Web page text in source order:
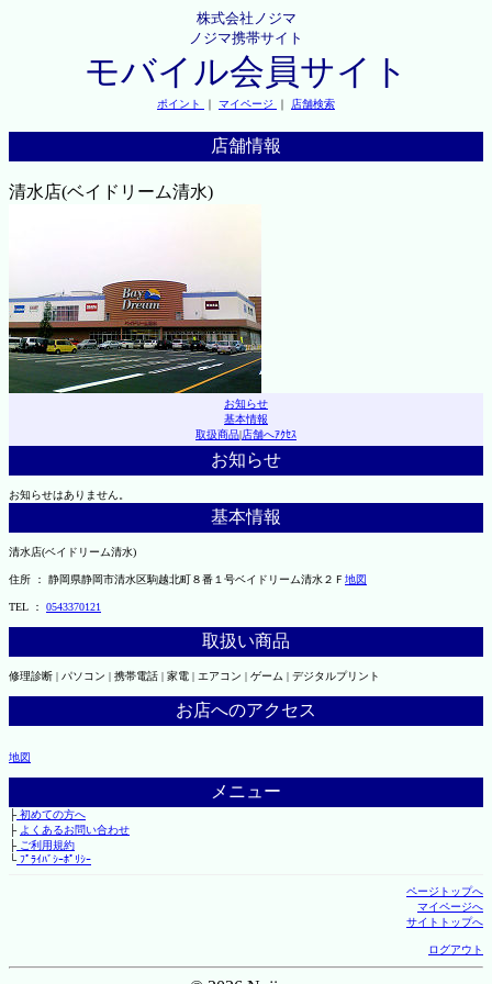
株式会社ノジマ
ノジマ携帯サイト
モバイル会員サイト
ポイント ｜ マイページ ｜ 店舗検索
店舗情報
清水店(ベイドリーム清水)
お知らせ
基本情報
取扱商品|店舗へｱｸｾｽ
お知らせ
お知らせはありません。
基本情報
清水店(ベイドリーム清水)
住所 ： 静岡県静岡市清水区駒越北町８番１号ベイドリーム清水２Ｆ 地図
TEL ： 0543370121
取扱い商品
修理診断 | パソコン | 携帯電話 | 家電 | エアコン | ゲーム | デジタルプリント
お店へのアクセス
地図
メニュー
├初めての方へ
├ よくあるお問い合わせ
├ご利用規約
└ﾌﾟﾗｲﾊﾞｼｰﾎﾟﾘｼｰ
ページトップへ
マイページへ
サイトトップへ
ログアウト